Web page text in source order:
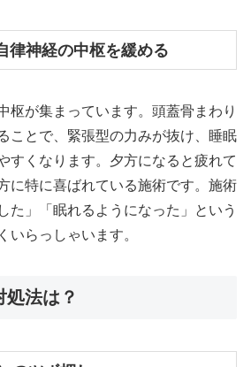
神経の中枢を緩める
枢が集まっています。頭蓋骨まわり
ことで、緊張型の力みが抜け、睡眠
すくなります。夕方になると疲れて
に特に喜ばれている施術です。施術
た」「眠れるようになった」という
いらっしゃいます。
処法は？